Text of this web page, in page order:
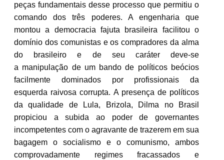
peças fundamentais desse processo que permitiu o
comando dos três poderes. A engenharia que
montou a democracia fajuta brasileira facilitou o
domínio dos comunistas e os compradores da alma
do brasileiro e de seu caráter deve-se
a manipulação de um bando de políticos beócios
facilmente dominados por profissionais da
esquerda raivosa corrupta. A presença de políticos
da qualidade de Lula, Brizola, Dilma no Brasil
propiciou a subida ao poder de governantes
incompetentes com o agravante de trazerem em sua
bagagem o socialismo e o comunismo, ambos
comprovadamente regimes fracassados e